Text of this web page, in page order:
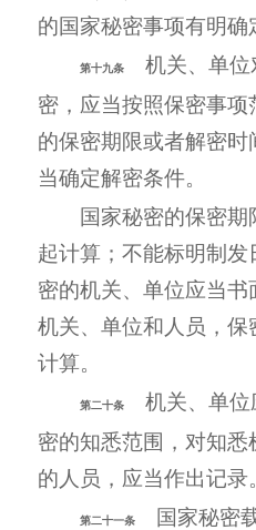
的国家秘密事项有明确
第十九条
机关、单位
密，应当按照保密事
的保密期限或者解密
当确定解密条件。
国家秘密的保密期
起计算；不能标明制
密的机关、单位应当
机关、单位和人员，保
计算。
第二十条
机关、单位
密的知悉范围，对知
的人员，应当作出记录
第二十一条
国家秘密